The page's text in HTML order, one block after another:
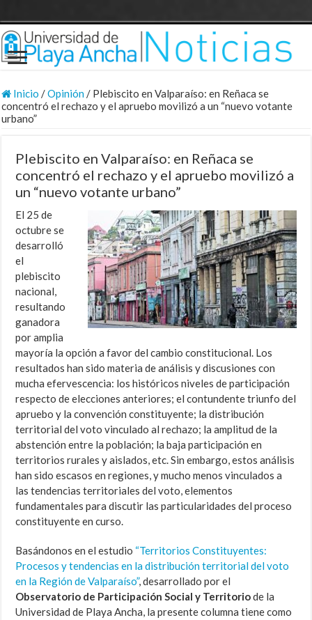
Inicio /Opinión/ Plebiscito en Valparaíso: en Reñaca se
concentró el rechazo y el apruebo movilizó a un “nuevo votante
urbano”
Plebiscito en Valparaíso: en Reñaca se
concentró el rechazo y el apruebo movilizó a
un “nuevo votante urbano”
El 25 de
octubre se
desarrolló
el
plebiscito
nacional,
resultando
ganadora
por amplia
mayoría la opción a favor del cambio constitucional. Los
resultados han sido materia de análisis y discusiones con
mucha efervescencia: los históricos niveles de participación
respecto de elecciones anteriores; el contundente triunfo del
apruebo y la convención constituyente; la distribución
territorial del voto vinculado al rechazo; la amplitud de la
abstención entre la población; la baja participación en
territorios rurales y aislados, etc. Sin embargo, estos análisis
han sido escasos en regiones, y mucho menos vinculados a
las tendencias territoriales del voto, elementos
fundamentales para discutir las particularidades del proceso
constituyente en curso.
Basándonos en el estudio “Territorios Constituyentes:
Procesos y tendencias en la distribución territorial del voto
en la Región de Valparaíso”, desarrollado por el
Observatorio de Participación Social y Territoriode la
Universidad de Playa Ancha, la presente columna tiene como